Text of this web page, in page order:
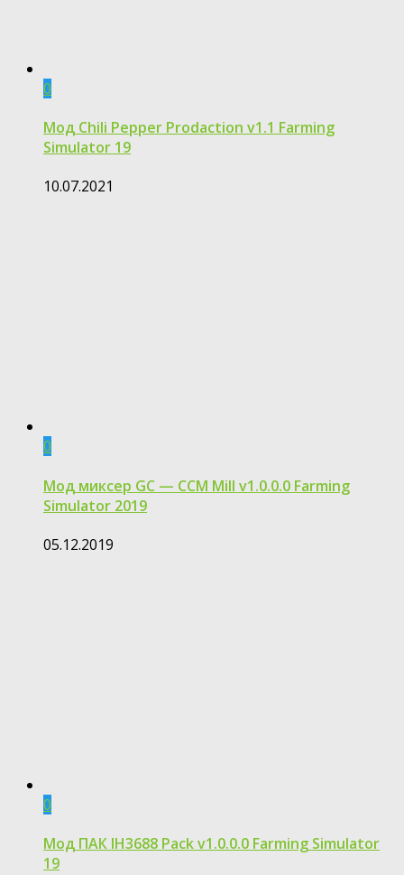
0
Мод Chili Pepper Prodaction v1.1 Farming
Simulator 19
10.07.2021
0
Мод миксер GC — CCM Mill v1.0.0.0 Farming
Simulator 2019
05.12.2019
0
Мод ПАК IH3688 Pack v1.0.0.0 Farming Simulator
19